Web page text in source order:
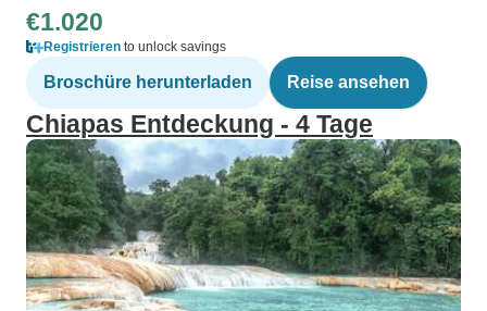
€1.020
Registrieren to unlock savings
Broschüre herunterladen Reise ansehen
Chiapas Entdeckung - 4 Tage